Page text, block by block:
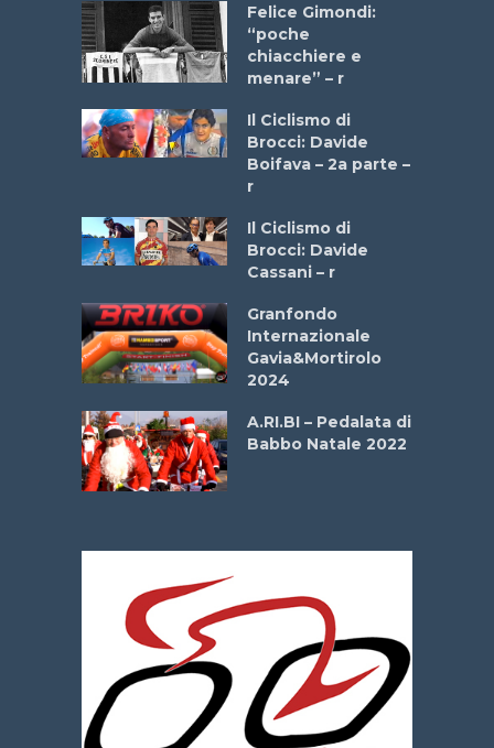
Felice Gimondi:
“poche
chiacchiere e
menare” – r
Il Ciclismo di
Brocci: Davide
Boifava – 2a parte –
r
Il Ciclismo di
Brocci: Davide
Cassani – r
Granfondo
Internazionale
Gavia&Mortirolo
2024
A.RI.BI – Pedalata di
Babbo Natale 2022